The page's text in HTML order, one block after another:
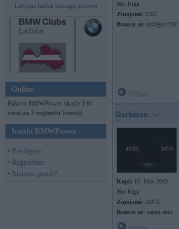
Latvijas lauku tūninga šedevri
Online
Pašreiz BMWPower skatās 140
viesi un 5 reģistrēti lietotāji.
Ienākt BMWPower
• Pieslēgties
• Reģistrēties
• Aizmirsi paroli?
No: Rīga
Ziņojumi: 2262
Braucu ar: izslēgtu DSC
Darkman
Kopš: 16. May 2002
No: Rīga
Ziņojumi: 32475
Braucu ar: sapņu auto